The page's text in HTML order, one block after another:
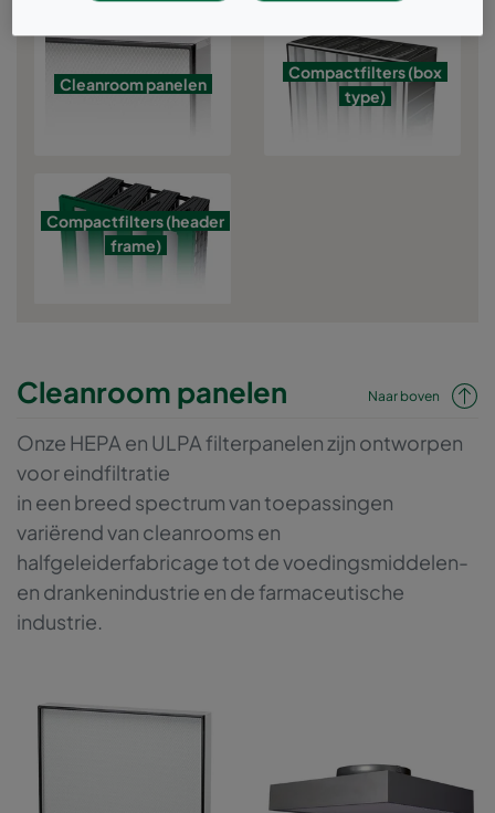
Cleanroom panelen
Compactfilters (box
type)
Compactfilters (header
frame)
Cleanroom panelen Naar boven
Onze HEPA en ULPA filterpanelen zijn ontworpen
voor eindfiltratie
in een breed spectrum van toepassingen
variërend van cleanrooms en
halfgeleiderfabricage tot de voedingsmiddelen-
en drankenindustrie en de farmaceutische
industrie.